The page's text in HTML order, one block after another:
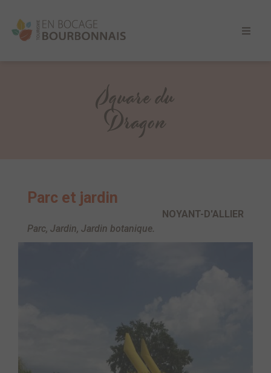
Square du
Dragon
Parc et jardin
NOYANT-D'ALLIER
Parc, Jardin, Jardin botanique.